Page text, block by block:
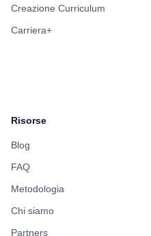
Creazione Curriculum
Carriera+
Risorse
Blog
FAQ
Metodologia
Chi siamo
Partners